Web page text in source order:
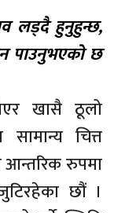
लड्दै हुनुहुन्छ,
पाउनुभएको छ
खासै ठूलो
चित्त
आन्तरिक रुपमा
छौं ।